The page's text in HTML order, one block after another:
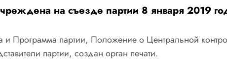
на съезде партии 8 января 2019
и Программа партии, Положение о Центральной
партии, создан орган печати.